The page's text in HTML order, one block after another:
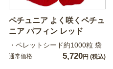
ペチュニア よく咲くペチュ
ニア パフィン レッド
・ペレットシード約1000粒 袋
通常価格 5,720円 (税込)